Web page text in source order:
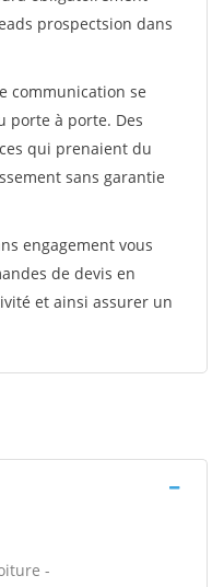
prospectsion dans
communication se
porte à porte. Des
qui prenaient du
sans garantie
engagement vous
de devis en
et ainsi assurer un
-